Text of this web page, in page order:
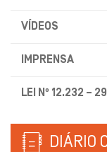
VÍDEOS
IMPRENSA
LEI Nº 12.232 –
DIÁRIO